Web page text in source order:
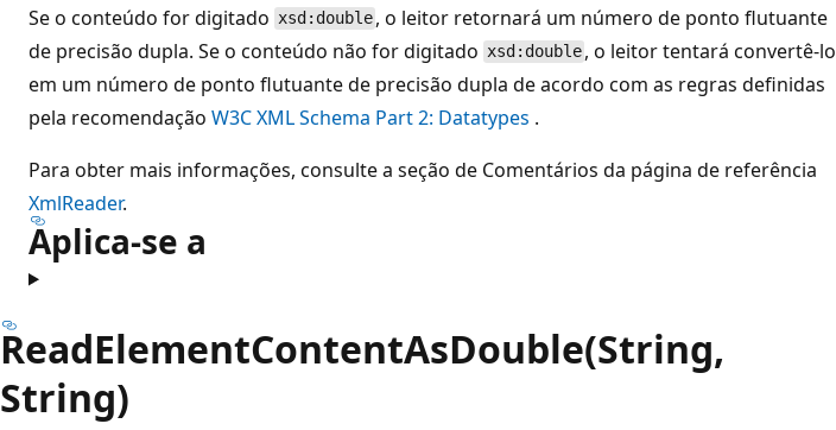
Se o conteúdo for digitado xsd:double , o leitor retornará um número de ponto flutuante
de precisão dupla. Se o conteúdo não for digitado xsd:double , o leitor tentará convertê-lo
em um número de ponto flutuante de precisão dupla de acordo com as regras definidas
pela recomendação W3C XML Schema Part 2: Datatypes .
Para obter mais informações, consulte a seção de Comentários da página de referência
XmlReader.
Aplica-se a
ReadElementContentAsDouble(String,
String)